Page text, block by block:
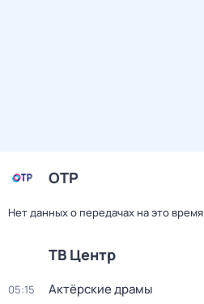
ОТР
Нет данных о передачах на это время
ТВ Центр
05:15 Актёрские драмы